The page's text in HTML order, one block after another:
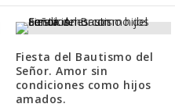
Fiesta del Bautismo del
Señor. Amor sin
condiciones como hijos
amados.